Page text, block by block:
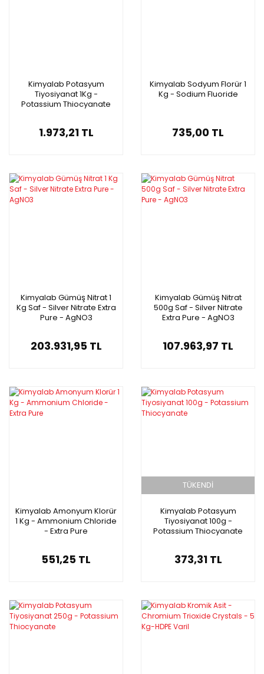
Kimyalab Potasyum
Tiyosiyanat 1Kg -
Potassium Thiocyanate
1.973,21 TL
Kimyalab Sodyum Florür 1
Kg - Sodium Fluoride
735,00 TL
Kimyalab Gümüş Nitrat 1
Kg Saf - Silver Nitrate Extra
Pure - AgNO3
203.931,95 TL
Kimyalab Gümüş Nitrat
500g Saf - Silver Nitrate
Extra Pure - AgNO3
107.963,97 TL
Kimyalab Amonyum Klorür
1 Kg - Ammonium Chloride
- Extra Pure
551,25 TL
TÜKENDİ
Kimyalab Potasyum
Tiyosiyanat 100g -
Potassium Thiocyanate
373,31 TL